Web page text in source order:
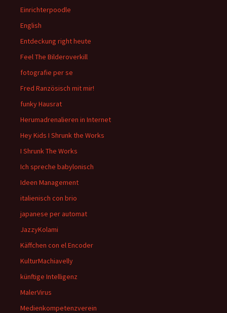
Einrichterpoodle
English
Entdeckung right heute
Feel The Bilderoverkill
fotografie per se
Fred Ranzösisch mit mir!
funky Hausrat
Herumadrenalieren in Internet
Hey Kids I Shrunk the Works
I Shrunk The Works
Ich spreche babylonisch
Ideen Management
italienisch con brio
japanese per automat
JazzyKolami
Käffchen con el Encoder
KulturMachiavelly
künftige Intelligenz
MalerVirus
Medienkompetenzverein